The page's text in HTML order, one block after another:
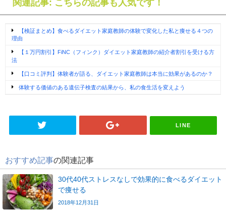
関連記事: こちらの記事も人気です！
【検証まとめ】食べるダイエット家庭教師の体験で変化した私と痩せる４つの
理由
【１万円割引】FiNC（フィンク）ダイエット家庭教師の紹介者割引を受ける方
法
【口コミ評判】体験者が語る、ダイエット家庭教師は本当に効果があるのか？
体験する価値のある遺伝子検査の結果から、私の食生活を変えよう
LINE
おすすめ記事の関連記事
30代40代ストレスなしで効果的に食べるダイエット
で痩せる
2018年12月31日